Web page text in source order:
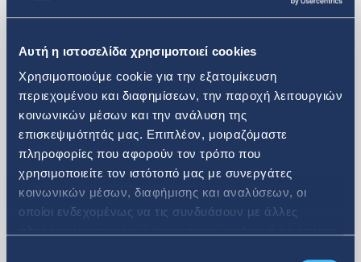
Αυτή η ιστοσελίδα χρησιμοποιεί cookies
Χρησιμοποιούμε cookie για την εξατομίκευση
περιεχομένου και διαφημίσεων, την παροχή λειτουργιών
κοινωνικών μέσων και την ανάλυση της
επισκεψιμότητάς μας. Επιπλέον, μοιραζόμαστε
πληροφορίες που αφορούν τον τρόπο που
χρησιμοποιείτε τον ιστότοπό μας με συνεργάτες
κοινωνικών μέσων, διαφήμισης και αναλύσεων, οι
οποίοι ενδεχομένως να τις συνδυάσουν με άλλες
περισσότερα